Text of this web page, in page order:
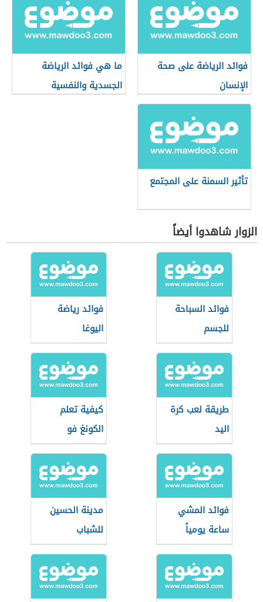
فوائد الرياضة على صحة
الإنسان
ما هي فوائد الرياضة
الجسدية والنفسية
تأثير السمنة على المجتمع
الزوار شاهدوا أيضاً
فوائد السباحة
للجسم
فوائد رياضة
اليوغا
طريقة لعب كرة
اليد
كيفية تعلم
الكونغ فو
فوائد المشي
ساعة يومياً
مدينة الحسين
للشباب